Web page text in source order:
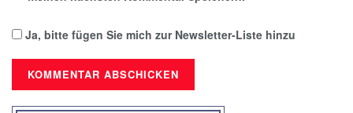
Ja, bitte fügen Sie mich zur Newsletter-Liste hinzu